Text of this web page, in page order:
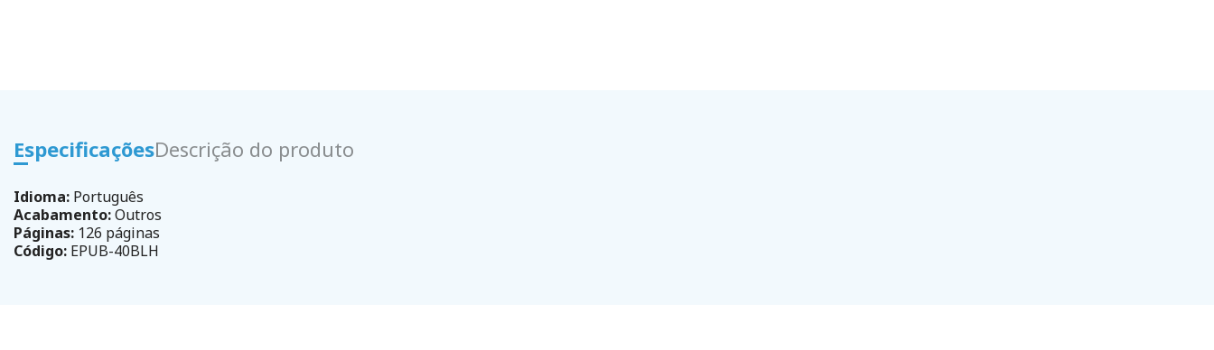
EspecificaçõesDescrição do produto
Idioma: Português
Acabamento:Outros
Páginas: 126 páginas
Código: EPUB-40BLH